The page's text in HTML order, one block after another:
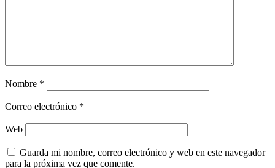
Nombre *
Correo electrónico *
Web
Guarda mi nombre, correo electrónico y web en este navegador
para la próxima vez que comente.